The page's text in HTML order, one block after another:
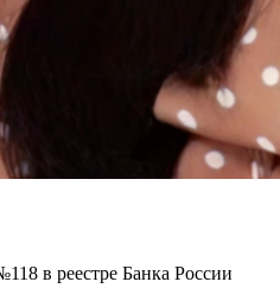
в реестре Банка России